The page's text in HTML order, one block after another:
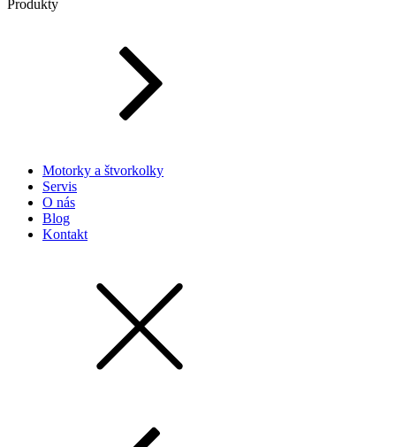
Produkty
Motorky a štvorkolky
Servis
O nás
Blog
Kontakt